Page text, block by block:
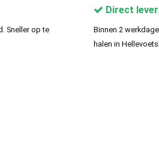
Sneller op te
Direct
Binnen 2
halen in